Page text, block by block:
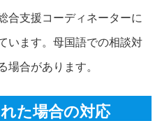
合支援コーディネーターに
います。母国語での相談対
場合があります。
た場合の対応